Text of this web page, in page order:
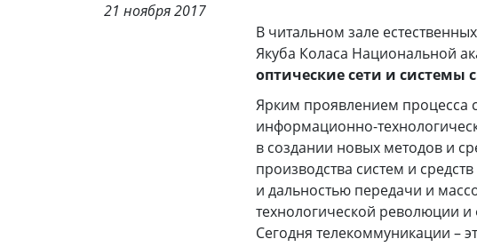
21 ноября 2017
В читальном зале
Якуба Коласа Национальной
оптические сети и системы
Ярким проявлением процесса
информационно-
в создании новых методов и
производства систем и
и дальностью передачи и
технологической революции
Сегодня телекоммуникации –